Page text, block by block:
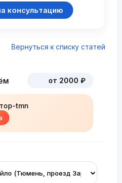
консультацию
Вернуться к списку статей
от 2000 ₽
tmn